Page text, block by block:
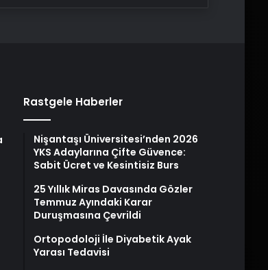
Rastgele Haberler
Nişantaşı Üniversitesi’nden 2026
YKS Adaylarına Çifte Güvence:
Sabit Ücret ve Kesintisiz Burs
25 Yıllık Miras Davasında Gözler
Temmuz Ayındaki Karar
Duruşmasına Çevrildi
Ortopodoloji İle Diyabetik Ayak
Yarası Tedavisi